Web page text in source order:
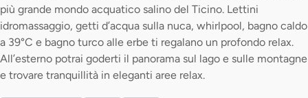
più grande mondo acquatico salino del Ticino. Lettini
idromassaggio, getti d’acqua sulla nuca, whirlpool, bagno caldo
a 39°C e bagno turco alle erbe ti regalano un profondo relax.
All’esterno potrai goderti il panorama sul lago e sulle montagne
e trovare tranquillità in eleganti aree relax.